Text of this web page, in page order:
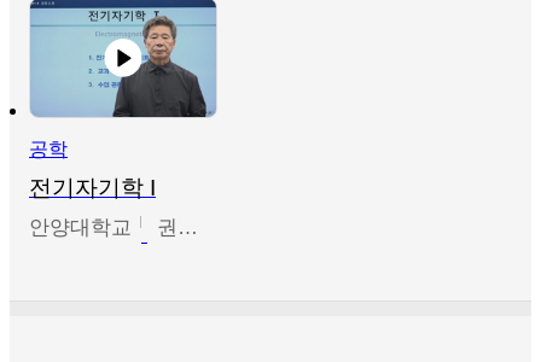
공학
전기자기학 I
안양대학교 권원현